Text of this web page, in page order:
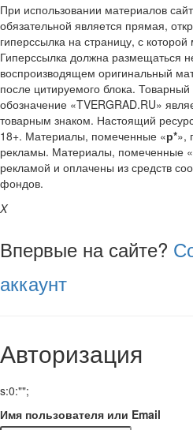
При использовании материалов
обязательной является прямая,
гиперссылка на страницу, с
Гиперссылка должна размещаться
воспроизводящем оригинальный
после цитируемого блока.
обозначение «TVERGRAD.RU»
товарным знаком. Настоящий
18+. Материалы, помеченные «р*»,
рекламы. Материалы, помеченные «
рекламой и оплачены из средств
фондов.
X
Впервые на сайте?
аккаунт
Авторизация
s:0:"";
Имя пользователя или Email